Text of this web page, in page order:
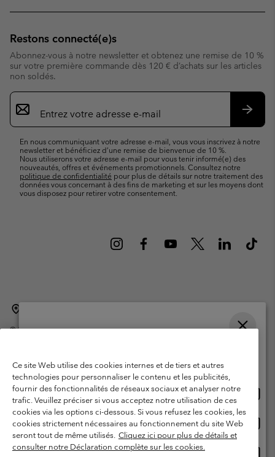
Restons connecté(e)s
Abonnez-vous à notre newsletter et obtenez une remise de 10 %
sur votre première commande dès 120 € d’achats sur les articles
non soldés.
Inscription
par
e-
En nous communiquant votre adresse e-mail, vous vous inscrivez à notre
newsletter et bénéficiez d’une remise de bienvenue de 10 %.
Nous utiliserons votre adresse e-mail pour vous tenir informé(e) des
nouveautés, offres et événements promotionnels. Consultez notre
politique de confidentialité pour plus de détails sur notre traitement des
données vous concernant à des fins de marketing et sur les moyens dont
vous disposez pour retirer votre consentement.
©2026Columbia Sportswear International Sarl. Avenue des Morgines, 12
Garanties Légales
Politique de confidentialité
Conditions d'utilisation - Membres
Conditions D'utilisation - Contenu généré par l'utilisateur
Impressum
Cookies
Ce site Web utilise des cookies internes et de tiers et autres
technologies pour personnaliser le contenu et les publicités,
fournir des fonctionnalités de réseaux sociaux et analyser notre
trafic. Veuillez préciser si vous acceptez notre utilisation de ces
cookies via les options ci-dessous. Si vous refusez les cookies, les
cookies strictement nécessaires au fonctionnement du site Web
seront tout de même utilisés. Cliquez ici pour plus de détails et
consulter notre Déclaration complète sur les cookies.
Achats en ligne disponibles
United States
ligne
Belgium-English
ligne
Belgium-Français